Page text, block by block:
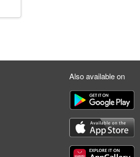
Also available on